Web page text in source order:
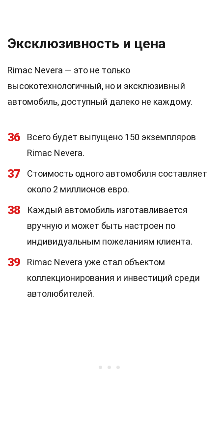
Эксклюзивность и цена
Rimac Nevera — это не только
высокотехнологичный, но и эксклюзивный
автомобиль, доступный далеко не каждому.
36
Всего будет выпущено 150 экземпляров
Rimac Nevera.
37
Стоимость одного автомобиля составляет
около 2 миллионов евро.
38
Каждый автомобиль изготавливается
вручную и может быть настроен по
индивидуальным пожеланиям клиента.
39
Rimac Nevera уже стал объектом
коллекционирования и инвестиций среди
автолюбителей.